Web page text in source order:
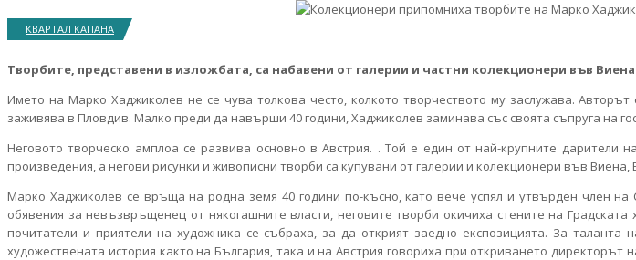
КВАРТАЛ КАПАНА
Творбите, представени в изложбата, са набавени от галерии и частни колекционери във Виена
Името на Марко Хаджиколев не се чува толкова често, колкото творчеството му заслужава.
заживява в Пловдив. Малко преди да навърши 40 години, Хаджиколев заминава със своята съпруга на
Неговото творческо амплоа се развива основно в Австрия. . Той е един от най-крупните дарители
произведения, а негови рисунки и живописни творби са купувани от галерии и колекционери във
Марко Хаджиколев се връща на родна земя 40 години по-късно, като вече успял и утвърден член
обявения за невъзвръщенец от някогашните власти, неговите творби окичиха стените на
почитатели и приятели на художника се събраха, за да открият заедно експозицията. За таланта
художествената история както на България, така и на Австрия говориха при откриването